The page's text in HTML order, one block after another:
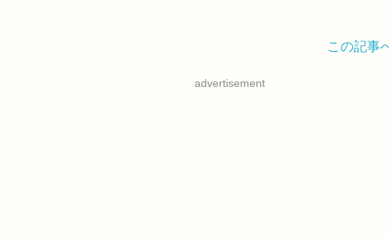
この記事
advertisement